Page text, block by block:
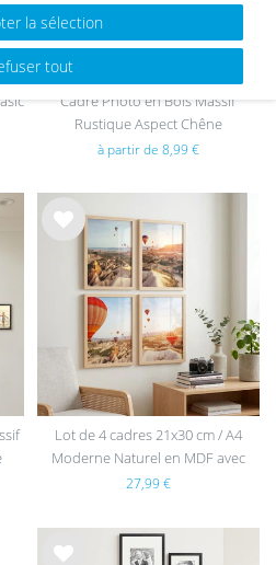
Cadre Photo en Bois Massif
Rustique Aspect Chêne
à partir de 8,99 €
List
Lot de 4 cadres 21x30 cm / A4
Moderne Naturel en MDF avec
vitre en acrylique
27,99 €
la sélection
tout